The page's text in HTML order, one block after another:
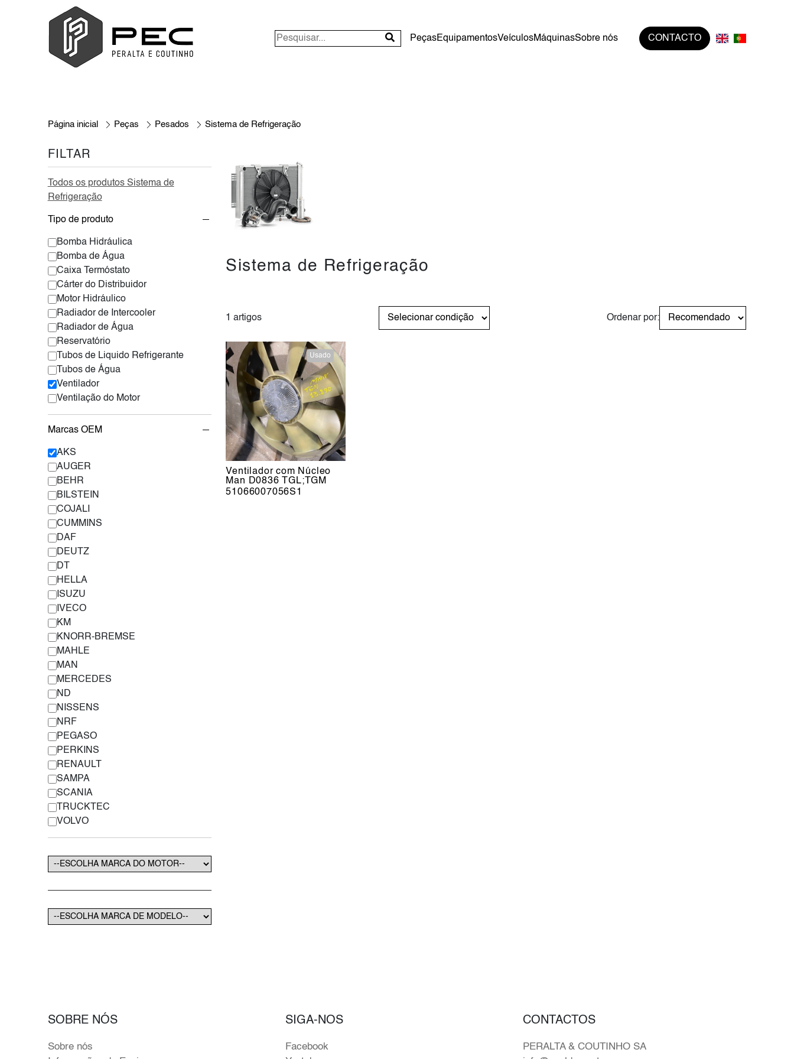
PeçasEquipamentosVeículosMáquinasSobre nós CONTACTO
Página inicial Peças Pesados Sistema de Refrigeração
FILTAR
Todos os produtos Sistema de
Refrigeração
Tipo de produto
Bomba Hidráulica
Bomba de Água
Caixa Termóstato
Cárter do Distribuidor
Motor Hidráulico
Radiador de Intercooler
Radiador de Água
Reservatório
Tubos de Liquido Refrigerante
Tubos de Água
Ventilador
Ventilação do Motor
Marcas OEM
AKS
AUGER
BEHR
BILSTEIN
COJALI
CUMMINS
DAF
DEUTZ
DT
HELLA
ISUZU
IVECO
KM
KNORR-BREMSE
MAHLE
MAN
MERCEDES
ND
NISSENS
NRF
PEGASO
PERKINS
RENAULT
SAMPA
SCANIA
TRUCKTEC
VOLVO
Sistema de Refrigeração
1 artigos Ordenar por:
Usado
Ventilador com Núcleo
Man D0836 TGL;TGM
51066007056S1
SOBRE NÓS
Sobre nós
SIGA-NOS
Facebook
CONTACTOS
PERALTA & COUTINHO SA